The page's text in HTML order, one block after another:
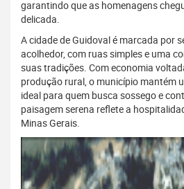
garantindo que as homenagens
delicada.
A cidade de Guidoval é marcada por
acolhedor, com ruas simples e uma
suas tradições. Com economia
produção rural, o município mantém
ideal para quem busca sossego e
paisagem serena reflete a
Minas Gerais.